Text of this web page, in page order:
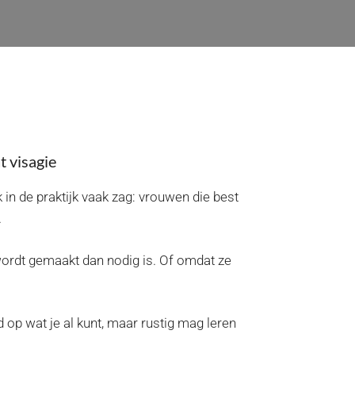
visagie
de praktijk vaak zag: vrouwen die best
gemaakt dan nodig is. Of omdat ze
wat je al kunt, maar rustig mag leren